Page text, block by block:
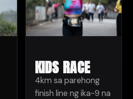
KIDS RACE
4km sa parehong
finish line ng ika-9 na